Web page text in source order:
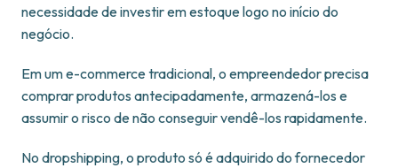
necessidade de investir em estoque logo no início do
negócio.
Em um e-commerce tradicional, o empreendedor precisa
comprar produtos antecipadamente, armazená-los e
assumir o risco de não conseguir vendê-los rapidamente.
No dropshipping, o produto só é adquirido do fornecedor